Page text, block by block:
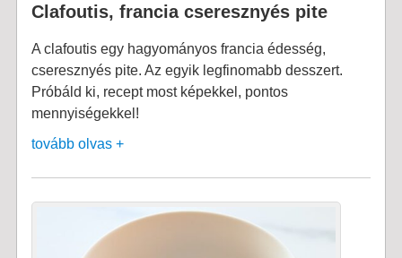
Clafoutis, francia cseresznyés pite
A clafoutis egy hagyományos francia édesség,
cseresznyés pite. Az egyik legfinomabb desszert.
Próbáld ki, recept most képekkel, pontos
mennyiségekkel!
tovább olvas +